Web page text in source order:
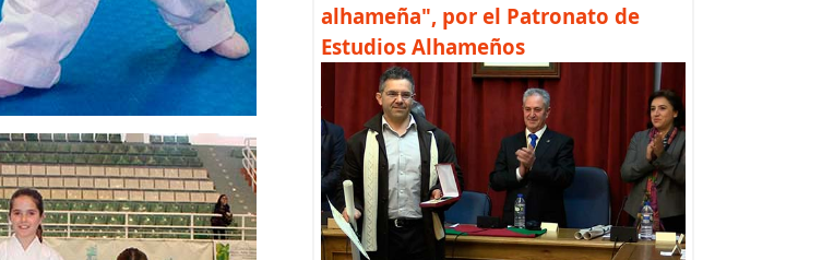
alhameña", por el Patronato de
Estudios Alhameños